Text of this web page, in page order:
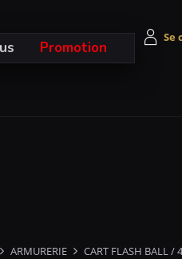
Promotion
ARMURERIE CART FLASH BALL / 4